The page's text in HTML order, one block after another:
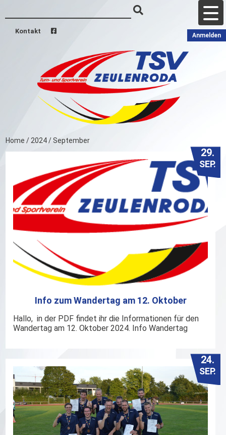
Kontakt
Anmelden
Home / 2024/September
29.
SEP.
Info zum Wandertag am 12. Oktober
Hallo, in der PDF findet ihr die Informationen für den
Wandertag am 12. Oktober 2024. Info Wandertag
24.
SEP.